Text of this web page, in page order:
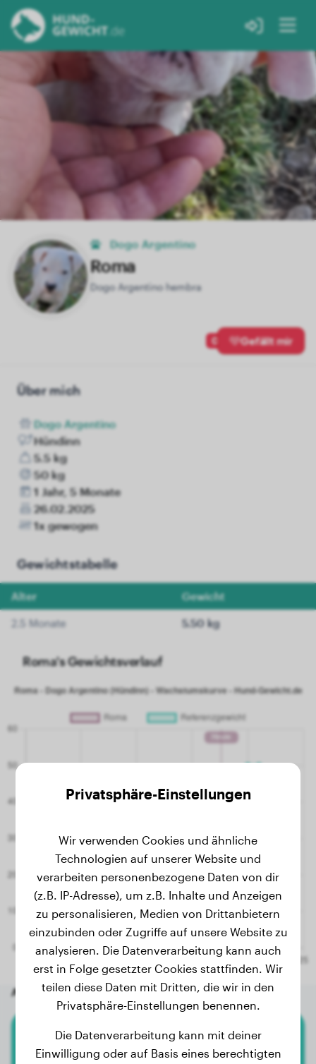
Dogo Argentino
Roma
Dogo Argentino hembra
0 Gefällt mir
Über mich
Dogo Argentino
Hündinn
5.5 kg
50 kg
1 Jahr, 5 Monate
26.02.2025
1x gewogen
Gewichtstabelle
Alter Gewicht
2.5 Monate 5.50 kg
Roma's Gewichtsverlauf
Andere zufällige Hunde
Beauceron
Privatsphäre-Einstellungen
Wir verwenden Cookies und ähnliche
Technologien auf unserer Website und
verarbeiten personenbezogene Daten von dir
(z.B. IP-Adresse), um z.B. Inhalte und Anzeigen
zu personalisieren, Medien von Drittanbietern
einzubinden oder Zugriffe auf unsere Website zu
analysieren. Die Datenverarbeitung kann auch
erst in Folge gesetzter Cookies stattfinden. Wir
teilen diese Daten mit Dritten, die wir in den
Privatsphäre-Einstellungen benennen.
Die Datenverarbeitung kann mit deiner
Einwilligung oder auf Basis eines berechtigten